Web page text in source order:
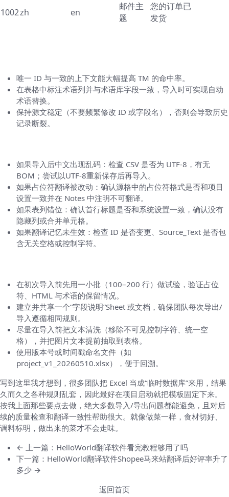
1002zh en
邮件主
题
您的订单已
发货
唯一 ID 与一致的上下文能大幅提高 TM 的命中率。
在表格中标注术语列并与术语库字段一致，导入时可实现自动
术语替换。
保持源文稳定（不要频繁修改 ID 或字段名），否则会导致历史
记录断裂。
如果导入后中文出现乱码：检查 CSV 是否为 UTF-8，有无
BOM；尝试以UTF-8重新保存后再导入。
如果占位符翻译被改动：确认源格中的占位符格式是否和项目
设置一致并在 Notes 中注明不可翻译。
如果表列错位：确认首行标题是否和系统设置一致，确认没有
隐藏列或合并单元格。
如果翻译记忆未生效：检查 ID 是否变更、Source_Text 是否包
含无关空格或控制字符。
在初次导入前先用一小批（100–200 行）做试验，验证占位
符、HTML 与术语的保留情况。
建立并共享一个“字段说明”Sheet 或文档，确保团队每次导出/
导入遵循相同规则。
尽量在导入前把文本清洗（移除不可见控制字符、统一空
格），并把图片文本提前抽取到表格。
使用版本号或时间戳命名文件（如
project_v1_20260510.xlsx），便于回溯。
写到这里我才想到，很多团队把 Excel 当成“临时数据库”来用，结果
久而久之各种规则乱套，因此最好在项目启动就把模板固定下来。
按我上面那些要点去做，绝大多数导入/导出问题都能避免，且对后
续的质量检查和翻译一致性帮助很大。就像做菜一样，食材切好、
调料标明，做出来的菜才不会走味。
← 上一篇：HelloWorld翻译软件看完教程够用了吗
下一篇：HelloWorld翻译软件Shopee马来站翻译后好评率升了
多少 →
返回首页